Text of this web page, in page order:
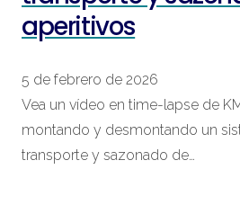
aperitivos
5 de febrero de 2026
Vea un vídeo en time-lapse de
montando y desmontando un
transporte y sazonado de…